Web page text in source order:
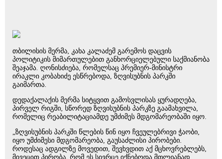
თბილისის მერმა, კახა კალაძემ გარემოს დაცვის
პოლიტიკის მიმართულებით განხორციელებული საქმიანობა
შეაჯამა. ღონისძიება, რომელსაც პრემიერ-მინისტრი
ირაკლი კობახიძე ესწრებოდა, ზღვისუბნის პარკში
გაიმართა.
დედაქალაქის მერმა სიტყვით გამოსვლისას ყურადღება,
პირველ რიგში, სწორედ ზღვისუბნის პარკზე გაამახვილა,
რომელიც რეაბილიტაციამდე უმძიმეს მდგომარეობაში იყო.
„ზღვისუბნის პარკში წლების წინ იყო ჩვეულებრივი ჭაობი,
იყო უმძიმესი მდგომარეობა, გაუსაძლისი პირობები.
როდესაც ადგილზე მოვედით, შევხვდით აქ მცხოვრებლებს,
მივეცით პირობა, რომ ეს სივრცე იქნებოდა მთლიანად